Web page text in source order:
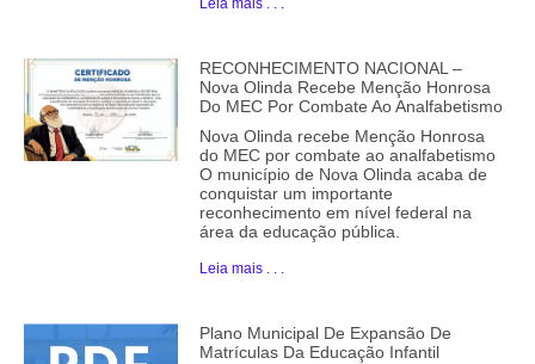
Leia mais . . .
RECONHECIMENTO NACIONAL –
Nova Olinda Recebe Menção Honrosa
Do MEC Por Combate Ao Analfabetismo
Nova Olinda recebe Menção Honrosa
do MEC por combate ao analfabetismo
O município de Nova Olinda acaba de
conquistar um importante
reconhecimento em nível federal na
área da educação pública.
Leia mais . . .
Plano Municipal De Expansão De
Matrículas Da Educação Infantil